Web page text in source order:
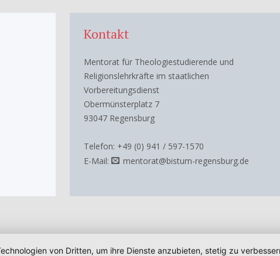
Kontakt
Mentorat für Theologiestudierende und
Religionslehrkräfte im staatlichen
Vorbereitungsdienst
Obermünsterplatz 7
93047 Regensburg
Telefon: +49 (0) 941 / 597-1570
E-Mail:
mentorat@bistum-regensburg.de
von Dritten, um ihre Dienste anzubieten, stetig zu